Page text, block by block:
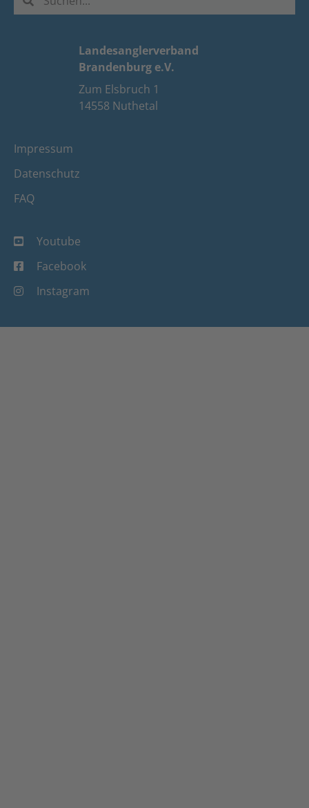
Landesanglerverband
Brandenburg e.V.
Zum Elsbruch 1
14558 Nuthetal
Impressum
Datenschutz
FAQ
Youtube
Facebook
Instagram